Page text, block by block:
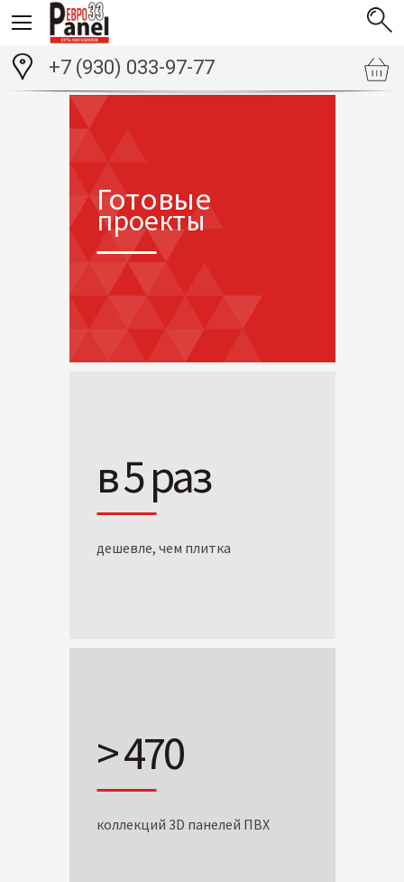
+7 (930) 033-97-77
Готовые
проекты
в 5 раз
дешевле, чем плитка
> 470
коллекций 3D панелей ПВХ